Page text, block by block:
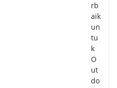
rb
aik
un
tu
k
O
ut
do